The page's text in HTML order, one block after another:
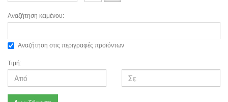
Αναζήτηση κειμένου:
Αναζήτηση στις περιγραφές προϊόντων
Τιμή: